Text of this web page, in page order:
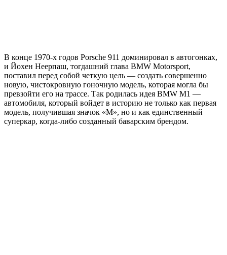
В конце 1970-х годов Porsche 911 доминировал в автогонках,
и Йохен Неерпаш, тогдашний глава BMW Motorsport,
поставил перед собой четкую цель — создать совершенно
новую, чистокровную гоночную модель, которая могла бы
превзойти его на трассе. Так родилась идея BMW M1 —
автомобиля, который войдет в историю не только как первая
модель, получившая значок «M», но и как единственный
суперкар, когда-либо созданный баварским брендом.